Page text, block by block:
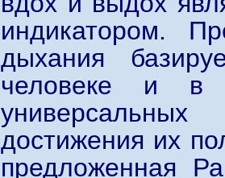
индикатором.
дыхания
человеке и в
достижения их
предложенная